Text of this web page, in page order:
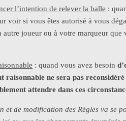
l’intention de relever la balle :
voir si vous êtes autorisé à vous
autre joueur ou à votre marqueur que
: quand vous avez besoin
raisonnable ne sera pas reconsidéré
attendre dans ces
et de modification des Règles va se